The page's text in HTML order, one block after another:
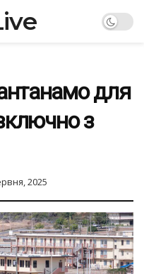
для
з
2025